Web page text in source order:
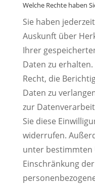
Welche Rechte haben
Sie haben
Auskunft über
Ihrer
Daten zu
Recht, die
Daten zu
zur
Sie diese
widerrufen.
unter bestimmten
Einschränkung